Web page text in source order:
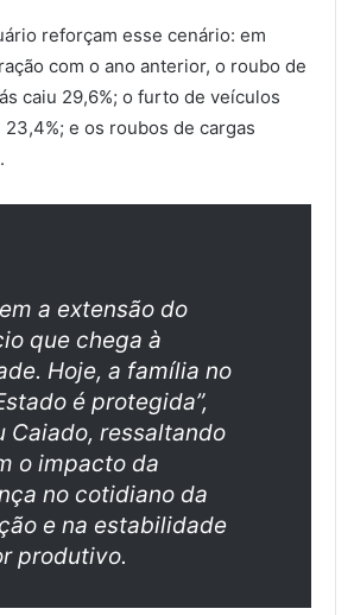
reforçam esse cenário: em
com o ano anterior, o roubo de
caiu 29,6%; o furto de veículos
e os roubos de cargas
a extensão do
que chega à
Hoje, a família no
é protegida”,
Caiado, ressaltando
o impacto da
no cotidiano da
e na estabilidade
produtivo.